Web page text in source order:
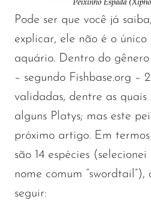
Pode ser que você já
explicar, ele não é o único
aquário. Dentro do gênero
– segundo Fishbase.org –
validadas, dentre as quais
alguns Platys; mas este
próximo artigo. Em
são 14 espécies
nome comum
seguir: